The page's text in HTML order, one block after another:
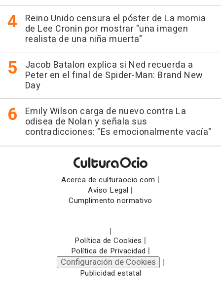
Reino Unido censura el póster de La momia
de Lee Cronin por mostrar "una imagen
realista de una niña muerta"
Jacob Batalon explica si Ned recuerda a
Peter en el final de Spider-Man: Brand New
Day
Emily Wilson carga de nuevo contra La
odisea de Nolan y señala sus
contradicciones: "Es emocionalmente vacía"
Acerca de culturaocio.com |
Aviso Legal |
Cumplimento normativo
|
Política de Cookies |
Política de Privacidad |
Configuración de Cookies |
Publicidad estatal